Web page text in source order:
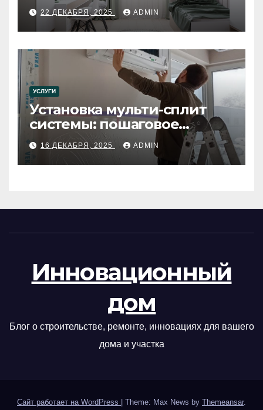
22 ДЕКАБРЯ, 2025 ADMIN
УСЛУГИ
Установка мульти-сплит
системы: пошаговое
руководство
16 ДЕКАБРЯ, 2025 ADMIN
Инновационный
дом
Блог о строительстве, ремонте, инновациях для вашего
дома и участка
Сайт работает на WordPress Theme: Max News by Themeansar.